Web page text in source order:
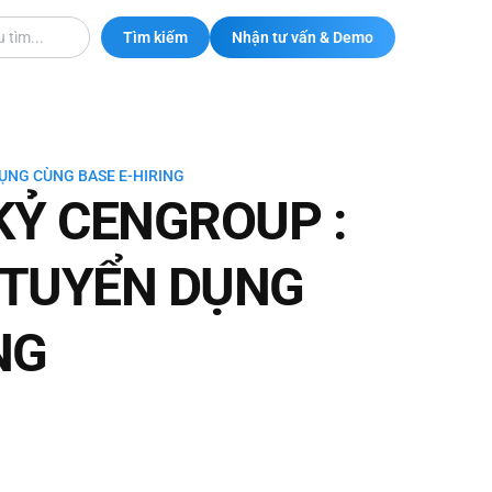
Tìm kiếm Nhận tư vấn & Demo
CÙNG BASE E-HIRING
CENGROUP :
DỤNG